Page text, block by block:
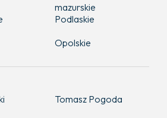
mazurskie
Podlaskie
Opolskie
Tomasz Pogoda